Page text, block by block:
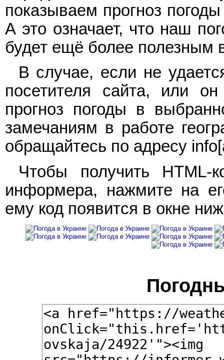
показываем прогноз
А это означает, что наш
будет ещё более полезным
В случае, если не
посетителя сайта, или
прогноз погоды в
замечаниям в работе
обращайтесь по адресу
Чтобы получить HTML-
информера, нажмите на
ему код появится в окне